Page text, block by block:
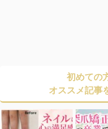
初めての
オススメ記事